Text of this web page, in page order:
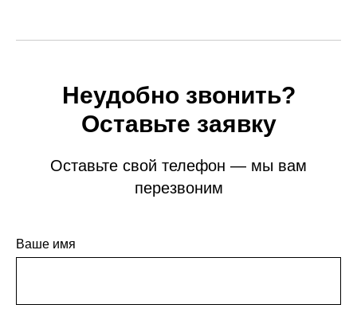
Неудобно звонить?
Оставьте заявку
Оставьте свой телефон — мы вам
перезвоним
Ваше имя